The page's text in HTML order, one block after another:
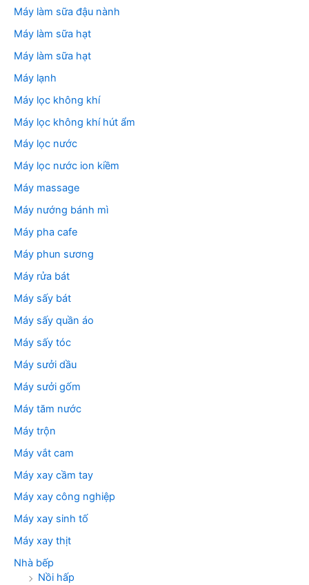
Máy làm sữa đậu nành
Máy làm sữa hạt
Máy làm sữa hạt
Máy lạnh
Máy lọc không khí
Máy lọc không khí hút ẩm
Máy lọc nước
Máy lọc nước ion kiềm
Máy massage
Máy nướng bánh mì
Máy pha cafe
Máy phun sương
Máy rửa bát
Máy sấy bát
Máy sấy quần áo
Máy sấy tóc
Máy sưởi dầu
Máy sưởi gốm
Máy tăm nước
Máy trộn
Máy vắt cam
Máy xay cầm tay
Máy xay công nghiệp
Máy xay sinh tố
Máy xay thịt
Nhà bếp
Nồi hấp